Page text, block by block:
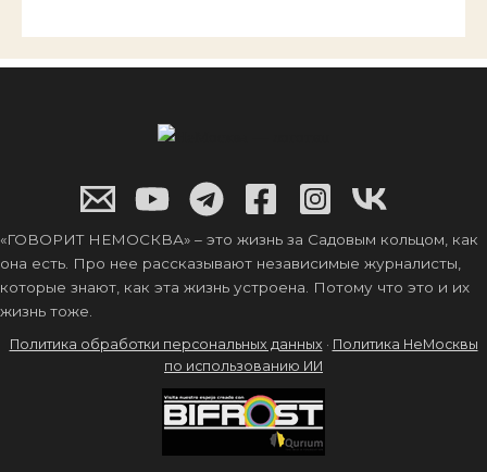
«ГОВОРИТ НЕМОСКВА» – это жизнь за Садовым кольцом, как
она есть. Про нее рассказывают независимые журналисты,
которые знают, как эта жизнь устроена. Потому что это и их
жизнь тоже.
Политика обработки персональных данных · Политика НеМосквы
по использованию ИИ